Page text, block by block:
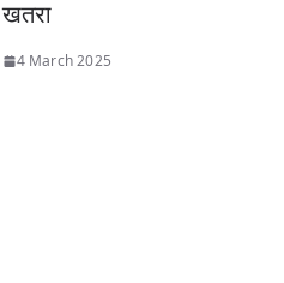
खतरा
4 March 2025